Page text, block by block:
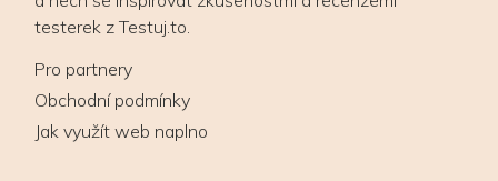
testerek z Testuj.to.
Pro partnery
Obchodní podmínky
Jak využít web naplno